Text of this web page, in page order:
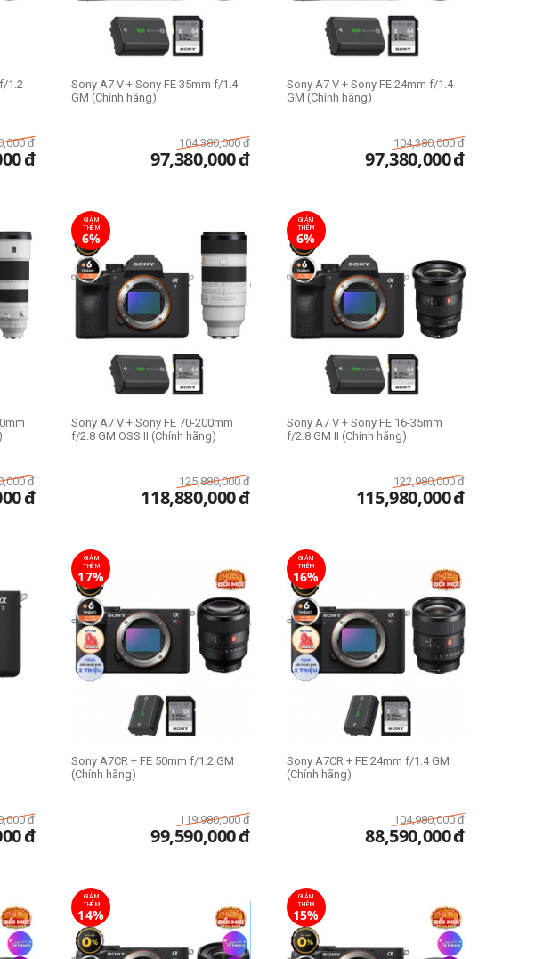
1.2
đ
đ
Sony A7 V + Sony FE 35mm f/1.4
GM (Chính hãng)
104,380,000 đ
97,380,000đ
Sony A7 V + Sony FE 24mm f/1.4
GM (Chính hãng)
104,380,000 đ
97,380,000đ
đ
đ
GIẢM
THÊM
6%
Sony A7 V + Sony FE 70-200mm
f/2.8 GM OSS II (Chính hãng)
125,880,000 đ
118,880,000đ
GIẢM
THÊM
6%
Sony A7 V + Sony FE 16-35mm
f/2.8 GM II (Chính hãng)
122,980,000 đ
115,980,000đ
đ
đ
GIẢM
THÊM
17%
Sony A7CR + FE 50mm f/1.2 GM
(Chính hãng)
119,980,000 đ
99,590,000đ
GIẢM
THÊM
16%
Sony A7CR + FE 24mm f/1.4 GM
(Chính hãng)
104,980,000 đ
88,590,000đ
GIẢM
THÊM
14%
GIẢM
THÊM
15%